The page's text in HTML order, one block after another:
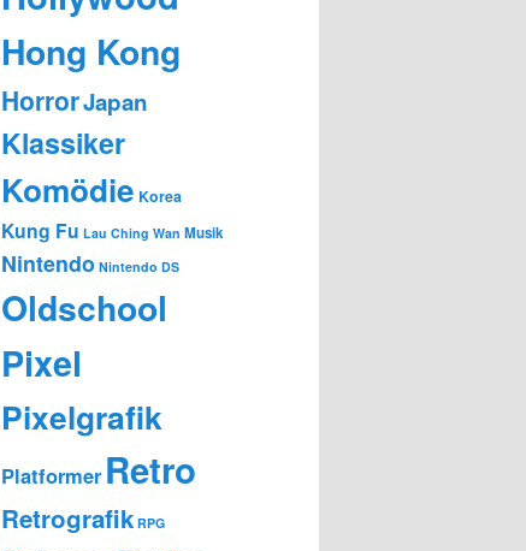
Hong Kong
HorrorJapan
Klassiker
Komödie Korea
Kung Fu Lau Ching Wan Musik
Nintendo Nintendo DS
Oldschool
Pixel
Pixelgrafik
Platformer Retro
Retrografik RPG